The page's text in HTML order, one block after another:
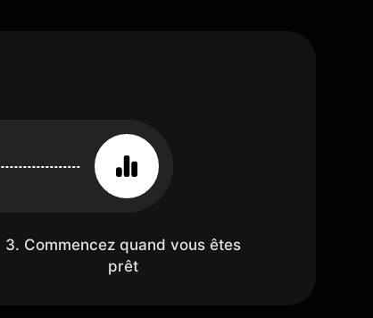
3. Commencez quand vous êtes
prêt